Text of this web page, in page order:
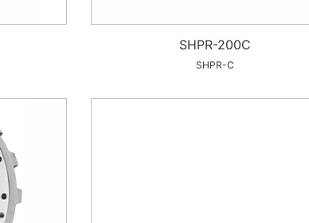
SHPR-200C
SHPR-C